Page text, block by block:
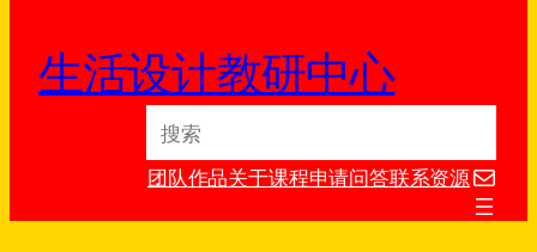
生活设计教研中心
a团队作品关于课程申请问答联系资源电子邮件